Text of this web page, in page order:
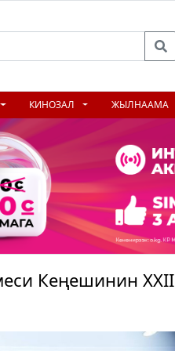
КИНОЗАЛ ЖЫЛНААМА
Кеңешинин XXII